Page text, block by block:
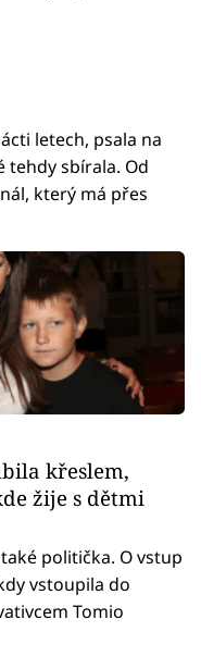
letech, psala na
tehdy sbírala. Od
který má přes
křeslem,
žije s dětmi
politička. O vstup
vstoupila do
Tomio